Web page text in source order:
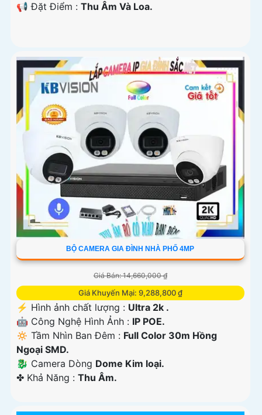
️📢 Đặt Điểm : Thu Âm Và Loa.
BỘ CAMERA GIA ĐÌNH NHÀ PHỐ 4MP
Giá Bán: 14,660,000 ₫
Giá Khuyến Mại: 9,288,800 ₫
️⚡ Hình ảnh chất lượng : Ultra 2k .
🤖️ Công Nghệ Hình Ảnh : IP POE.
🔅 Tầm Nhìn Ban Đêm : Full Color 30m Hồng
Ngoại SMD.
🐉️ Camera Dòng Dome Kim loại.
️✤ Khả Năng : Thu Âm.